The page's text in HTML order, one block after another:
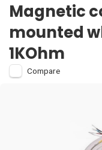
Magnetic
mounted
1KOhm
Compare